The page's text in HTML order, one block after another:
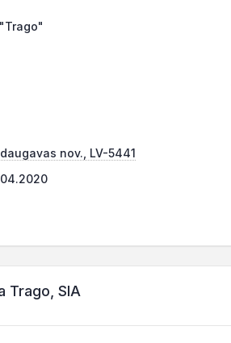
nov., LV-5441
Trago, SIA